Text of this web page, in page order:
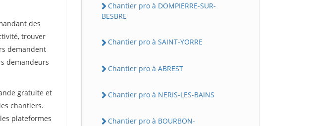
des
trouver
demandent
demandeurs
gratuite et
chantiers.
plateformes
Chantier pro à DOMPIERRE-SUR-
BESBRE
Chantier pro à SAINT-YORRE
Chantier pro à ABREST
Chantier pro à NERIS-LES-BAINS
Chantier pro à BOURBON-